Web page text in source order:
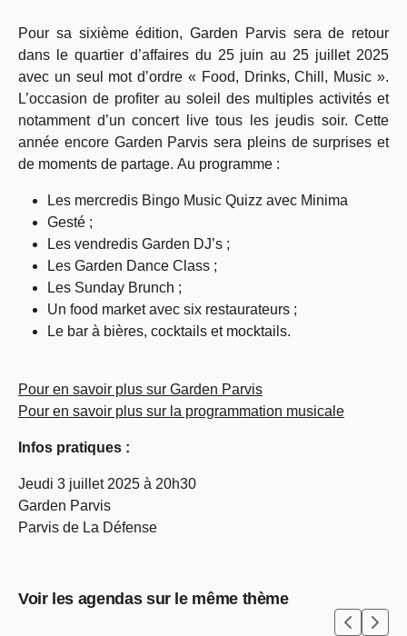
Pour sa sixième édition, Garden Parvis sera de retour
dans le quartier d’affaires du 25 juin au 25 juillet 2025
avec un seul mot d’ordre « Food, Drinks, Chill, Music ».
L’occasion de profiter au soleil des multiples activités et
notamment d’un concert live tous les jeudis soir. Cette
année encore Garden Parvis sera pleins de surprises et
de moments de partage. Au programme :
Les mercredis Bingo Music Quizz avec Minima
Gesté ;
Les vendredis Garden DJ’s ;
Les Garden Dance Class ;
Les Sunday Brunch ;
Un food market avec six restaurateurs ;
Le bar à bières, cocktails et mocktails.
Pour en savoir plus sur Garden Parvis
Pour en savoir plus sur la programmation musicale
Infos pratiques :
Jeudi 3 juillet 2025 à 20h30
Garden Parvis
Parvis de La Défense
Voir les agendas sur le même thème